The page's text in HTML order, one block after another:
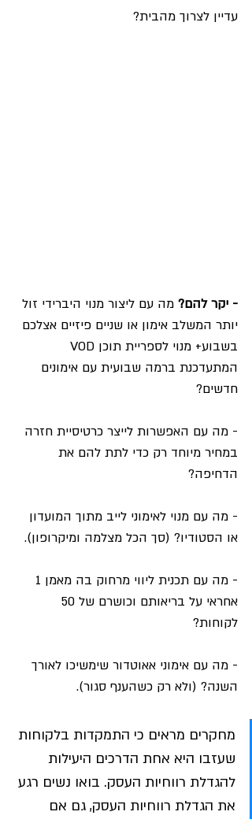
עדיין לצרוך מהבית?
- יקר להם? מה עם ליצור מנוי היברידי זול
יותר המשלב אימון או שניים פיזיים אצלכם
המתעדכנת ברמה שבועית עם אימונים
חדשים?
- מה עם האפשרות לייצר כרטיסיית חזרה
במחיר מיוחד רק כדי לתת להם את
הדחיפה?
- מה עם מנוי לאימוני לייב מתוך המועדון
או הסטודיו? (סך הכל מצלמה ומיקרופון).
לקוחות?
- מה עם אימוני אאוטדור שימשיכו לאורך
השנה? (ולא רק כשהענף סגור).
מחקרים מראים כי התמקדות בלקוחות
שעזבו היא אחת הדרכים היעילות
להגדלת רווחיות העסק. בואו נשים רגע
את הגדלת רווחיות העסק, גם אם